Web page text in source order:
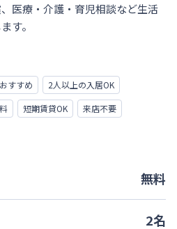
医療・介護・育児相談など生活
す。
すすめ
2人以上の入居OK
短期賃貸OK
来店不要
無料
2名